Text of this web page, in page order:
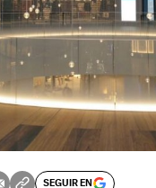
SEGUIR EN